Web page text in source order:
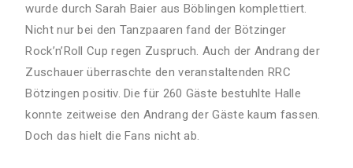
wurde durch Sarah Baier aus Böblingen komplettiert.
Nicht nur bei den Tanzpaaren fand der Bötzinger
Rock’n’Roll Cup regen Zuspruch. Auch der Andrang der
Zuschauer überraschte den veranstaltenden RRC
Bötzingen positiv. Die für 260 Gäste bestuhlte Halle
konnte zeitweise den Andrang der Gäste kaum fassen.
Doch das hielt die Fans nicht ab.